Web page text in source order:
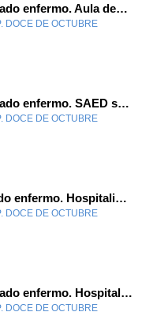
Atención alumnado enfermo. Aula dentro del hospital. Rosa María Poza Hervás
DOCE DE OCTUBRE-
Atención alumnado enfermo. SAED secundaria. Charo Villamariz Cid.
DOCE DE OCTUBRE-
tención alumnado enfermo. Hospitalización Psiquiátrica. María del Carmen Sanz Segura
DOCE DE OCTUBRE-
Atención alumnado enfermo. Hospitalización Psiquiátrica. Miguel Ángel Baena Recio
DOCE DE OCTUBRE-